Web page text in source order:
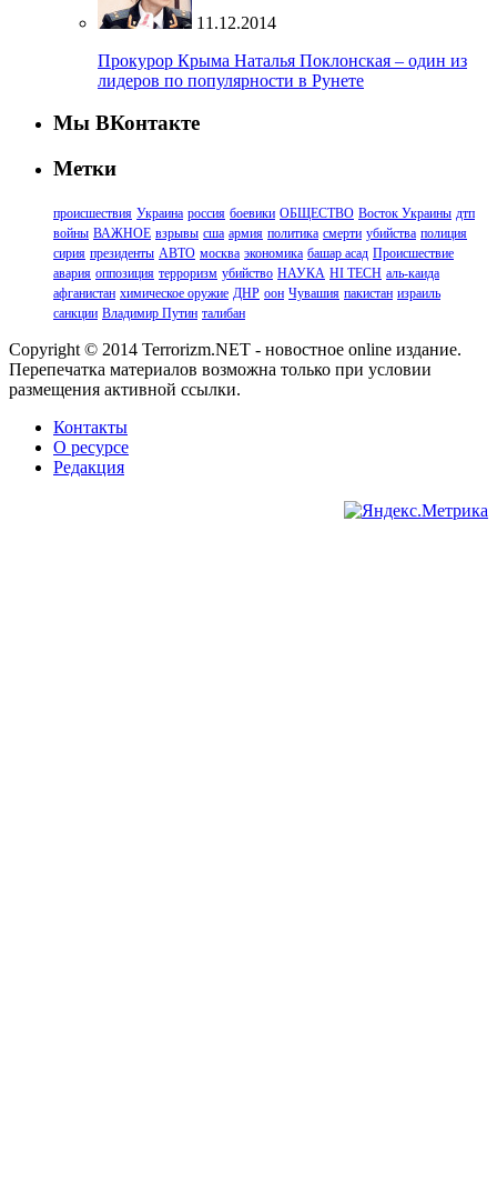
11.12.2014
Прокурор Крыма Наталья Поклонская – один из
лидеров по популярности в Рунете
Мы ВКонтакте
Метки
происшествия Украина россия боевики ОБЩЕСТВО Восток Украины дтп
войны ВАЖНОЕ взрывы сша армия политика смерти убийства полиция
сирия президенты АВТО москва экономика башар асад Происшествие
авария оппозиция терроризм убийство НАУКА HI TECH аль-каида
афганистан химическое оружие ДНР оон Чувашия пакистан израиль
санкции Владимир Путин талибан
Copyright © 2014 Terrorizm.NET - новостное online издание.
Перепечатка материалов возможна только при условии
размещения активной ссылки.
Контакты
О ресурсе
Редакция